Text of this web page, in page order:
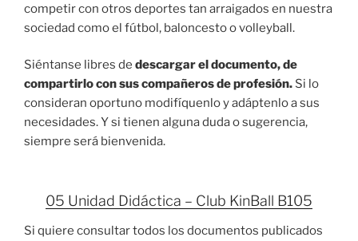
competir con otros deportes tan arraigados en nuestra
sociedad como el fútbol, baloncesto o volleyball.
Siéntanse libres de descargar el documento, de
compartirlo con sus compañeros de profesión. Si lo
consideran oportuno modifíquenlo y adáptenlo a sus
necesidades. Y si tienen alguna duda o sugerencia,
siempre será bienvenida.
05 Unidad Didáctica – Club KinBall B105
Si quiere consultar todos los documentos publicados